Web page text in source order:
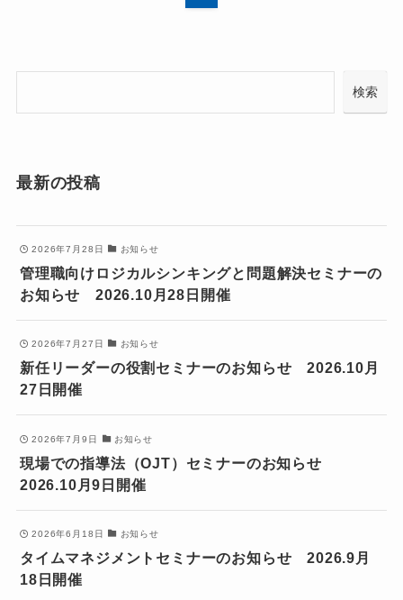
索
検索
最新の投稿
2026年7月28日 お知らせ
管理職向けロジカルシンキングと問題解決セミナーの
お知らせ 2026.10月28日開催
2026年7月27日 お知らせ
新任リーダーの役割セミナーのお知らせ 2026.10月
27日開催
2026年7月9日 お知らせ
現場での指導法（OJT）セミナーのお知らせ
2026.10月9日開催
2026年6月18日 お知らせ
タイムマネジメントセミナーのお知らせ 2026.9月
18日開催